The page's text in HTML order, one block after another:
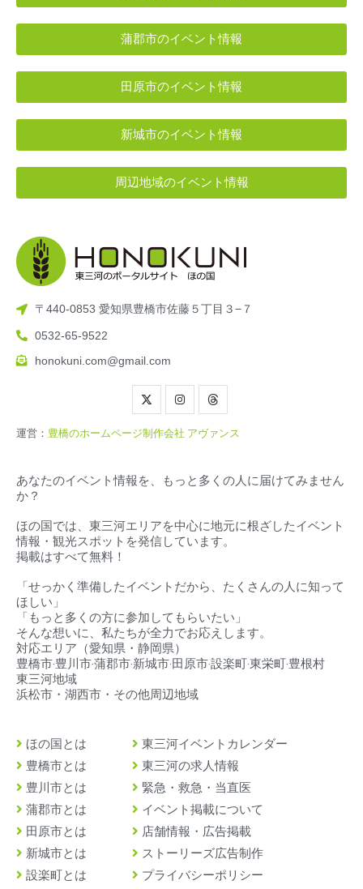
蒲郡市のイベント情報
田原市のイベント情報
新城市のイベント情報
周辺地域のイベント情報
〒440-0853 愛知県豊橋市佐藤５丁目３−７
0532-65-9522
honokuni.com@gmail.com
運営： 豊橋のホームページ制作会社 アヴァンス
あなたのイベント情報を、もっと多くの人に届けてみません
か？
ほの国では、東三河エリアを中心に地元に根ざしたイベント
情報・観光スポットを発信しています。
掲載はすべて無料！
「せっかく準備したイベントだから、たくさんの人に知って
ほしい」
「もっと多くの方に参加してもらいたい」
そんな想いに、私たちが全力でお応えします。
対応エリア（愛知県・静岡県）
豊橋市‧豊川市‧蒲郡市‧新城市‧田原市‧設楽町‧東栄町‧豊根村
東三河地域
浜松市・湖西市・その他周辺地域
ほの国とは
豊橋市とは
豊川市とは
蒲郡市とは
田原市とは
新城市とは
設楽町とは
東三河イベントカレンダー
東三河の求人情報
緊急・救急・当直医
イベント掲載について
店舗情報・広告掲載
ストーリーズ広告制作
プライバシーポリシー